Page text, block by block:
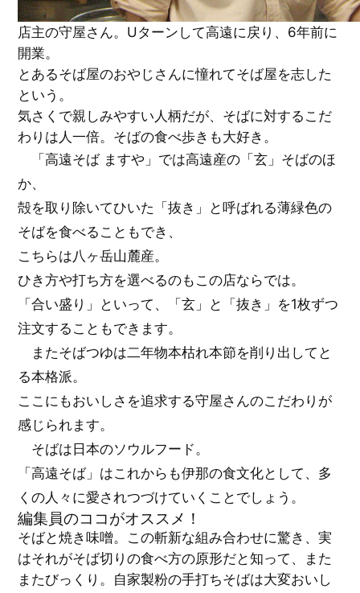
店主の守屋さん。Uターンして高遠に戻り、6年前に
開業。
とあるそば屋のおやじさんに憧れてそば屋を志した
という。
気さくで親しみやすい人柄だが、そばに対するこだ
わりは人一倍。そばの食べ歩きも大好き。
「高遠そば ますや」では高遠産の「玄」そばのほ
か、
殻を取り除いてひいた「抜き」と呼ばれる薄緑色の
そばを食べることもでき、
こちらは八ヶ岳山麓産。
ひき方や打ち方を選べるのもこの店ならでは。
「合い盛り」といって、「玄」と「抜き」を1枚ずつ
注文することもできます。
またそばつゆは二年物本枯れ本節を削り出してと
る本格派。
ここにもおいしさを追求する守屋さんのこだわりが
感じられます。
そばは日本のソウルフード。
「高遠そば」はこれからも伊那の食文化として、多
くの人々に愛されつづけていくことでしょう。
編集員のココがオススメ！
そばと焼き味噌。この斬新な組み合わせに驚き、実
はそれがそば切りの食べ方の原形だと知って、また
またびっくり。自家製粉の手打ちそばは大変おいし